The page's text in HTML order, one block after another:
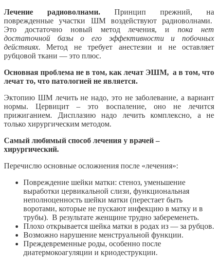
Лечение радиоволнами. Принцип прежний, на
поврежденные участки ШМ воздействуют радиоволнами.
Это достаточно новый метод лечения, ипока нет
достаточной базы о его эффективности и побочных
действиях. Метод не требует анестезии и не оставляет
рубцовой ткани — это плюс.
Основная проблема не в том, как лечат ЭШМ, а в том, что
лечат то, что патологией не является.
Эктопию ШМ лечить не надо, это не заболевание, а вариант
нормы. Цервицит – это воспаление, оно не лечится
прижиганием. Дисплазию надо лечить комплексно, а не
только хирургическим методом.
Самый любимый способ лечения у врачей –
хирургический.
Перечислю основные осложнения после «лечения»:
Повреждение шейки матки: стеноз, уменьшение
выработки цервикальной слизи, функциональная
неполноценность шейки матки (перестает быть
воротами, которые не пускают инфекцию в матку и в
трубы). В результате женщине трудно забеременеть.
Плохо открывается шейка матки в родах из — за рубцов.
Возможно нарушение менструальной функции.
Преждевременные роды, особенно после
диатермокоагуляции и криодеструкции.